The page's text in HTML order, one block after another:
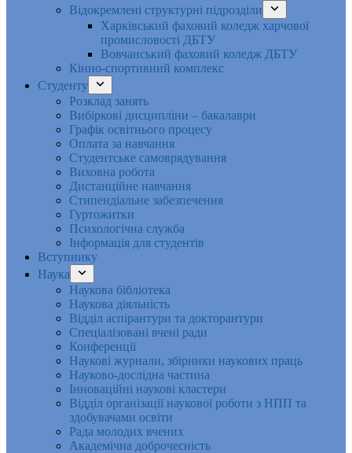
Відокремлені структурні підрозділи
Харківський фаховий коледж харчової
промисловості ДБТУ
Вовчанський фаховий коледж ДБТУ
Кінно-спортивний комплекс
Студенту
Розклад занять
Вибіркові дисципліни – бакалаври
Графік освітнього процесу
Оплата за навчання
Студентське самоврядування
Виховна робота
Дистанційне навчання
Стипендіальне забезпечення
Гуртожитки
Психологічна служба
Інформація для студентів
Вступнику
Наука
Наукова бібліотека
Наукова діяльність
Відділ аспірантури та докторантури
Спеціалізовані вчені ради
Конференції
Наукові журнали, збірники наукових праць
Науково-дослідна частина
Інноваційні наукові кластери
Відділ організації наукової роботи з НПП та
здобувачами освіти
Рада молодих вчених
Академічна доброчесність